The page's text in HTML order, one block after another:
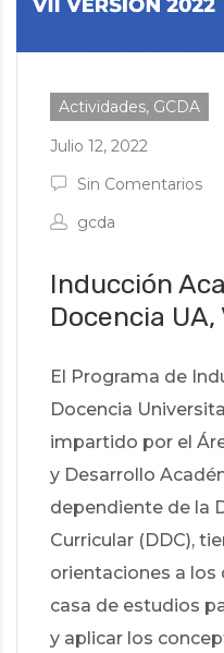
Actividades, GCDA
Julio 12, 2022
Sin Comentarios
gcda
Inducción
Docencia UA,
El Programa de
Docencia
impartido por el
y Desarrollo
dependiente de la
Curricular (DDC),
orientaciones a los
casa de estudios
y aplicar los